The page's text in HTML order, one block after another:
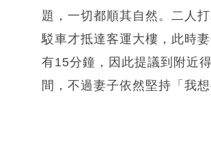
題，一切都順其自然。二人
駁車才抵達客運大樓，此時
有15分鐘，因此提議到附近
間，不過妻子依然堅持「我